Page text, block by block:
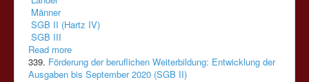
Männer
SGB II (Hartz IV)
SGB III
Read more
339. Förderung der beruflichen Weiterbildung: Entwicklung der
Ausgaben bis September 2020 (SGB II)